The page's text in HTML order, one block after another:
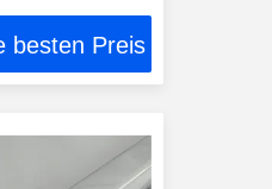
Proof-
Dimmung,
Batten
besten Preis